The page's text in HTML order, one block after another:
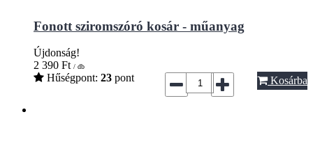
Fonott sziromszóró kosár - műanyag
Újdonság!
2 390 Ft / db
Hűségpont: 23 pont Kosárba